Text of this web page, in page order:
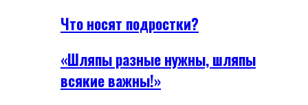
Что носят подростки?
«Шляпы разные нужны, шляпы
всякие важны!»